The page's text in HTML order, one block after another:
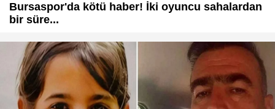
Bursaspor'da kötü haber! İki oyuncu sahalardan
bir süre...